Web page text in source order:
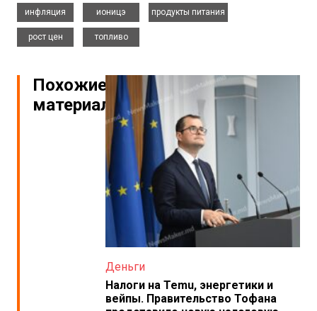
инфляция
ионицэ
продукты питания
рост цен
топливо
Похожие
материалы
Деньги
Налоги на Temu, энергетики и
вейпы. Правительство Тофана